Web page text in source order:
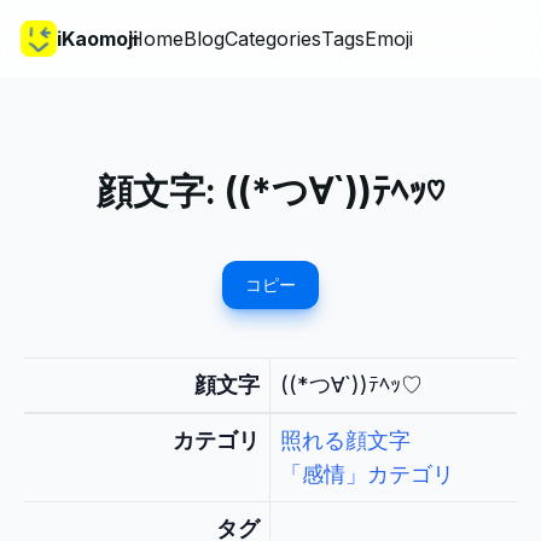
iKaomojiHomeBlogCategoriesTagsEmoji
顔文字: ((*つ∀`))ﾃﾍｯ♡
コピー
顔文字 ((*つ∀`))ﾃﾍｯ♡
カテゴリ
照れる顔文字
「感情」カテゴリ
タグ